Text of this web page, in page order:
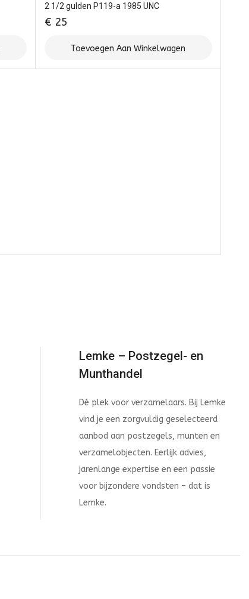
2 1/2 gulden P119-a 1985 UNC
€ 25
Toevoegen Aan Winkelwagen
Lemke – Postzegel- en
Munthandel
Dé plek voor verzamelaars. Bij Lemke
vind je een zorgvuldig geselecteerd
aanbod aan postzegels, munten en
verzamelobjecten. Eerlijk advies,
jarenlange expertise en een passie
voor bijzondere vondsten – dat is
Lemke.